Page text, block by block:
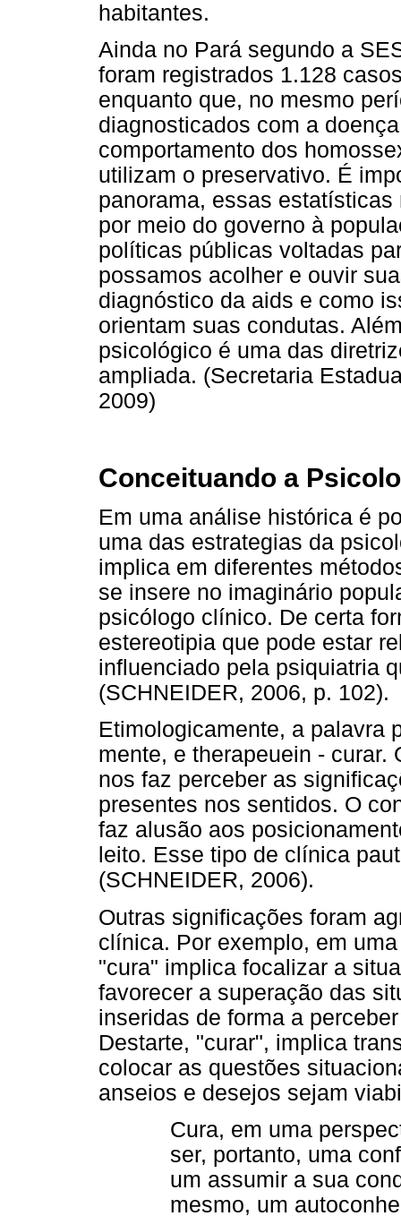
habitantes.
Ainda no Pará segundo a
foram registrados 1.128
enquanto que, no mesmo
diagnosticados com a
comportamento dos
utilizam o preservativo. É
panorama, essas
por meio do governo à
políticas públicas voltadas
possamos acolher e ouvir
diagnóstico da aids e como
orientam suas condutas.
psicológico é uma das
ampliada. (Secretaria
2009)
Conceituando a
Em uma análise histórica é
uma das estrategias da
implica em diferentes
se insere no imaginário
psicólogo clínico. De certa
estereotipia que pode estar
influenciado pela psiquiatria
(SCHNEIDER, 2006, p. 102).
Etimologicamente, a palavra
mente, e therapeuein -
nos faz perceber as
presentes nos sentidos. O
faz alusão aos
leito. Esse tipo de clínica
(SCHNEIDER, 2006).
Outras significações foram
clínica. Por exemplo, em
"cura" implica focalizar a
favorecer a superação das
inseridas de forma a
Destarte, "curar", implica
colocar as questões
anseios e desejos sejam
Cura, em uma
ser, portanto, uma
um assumir a sua
mesmo, um